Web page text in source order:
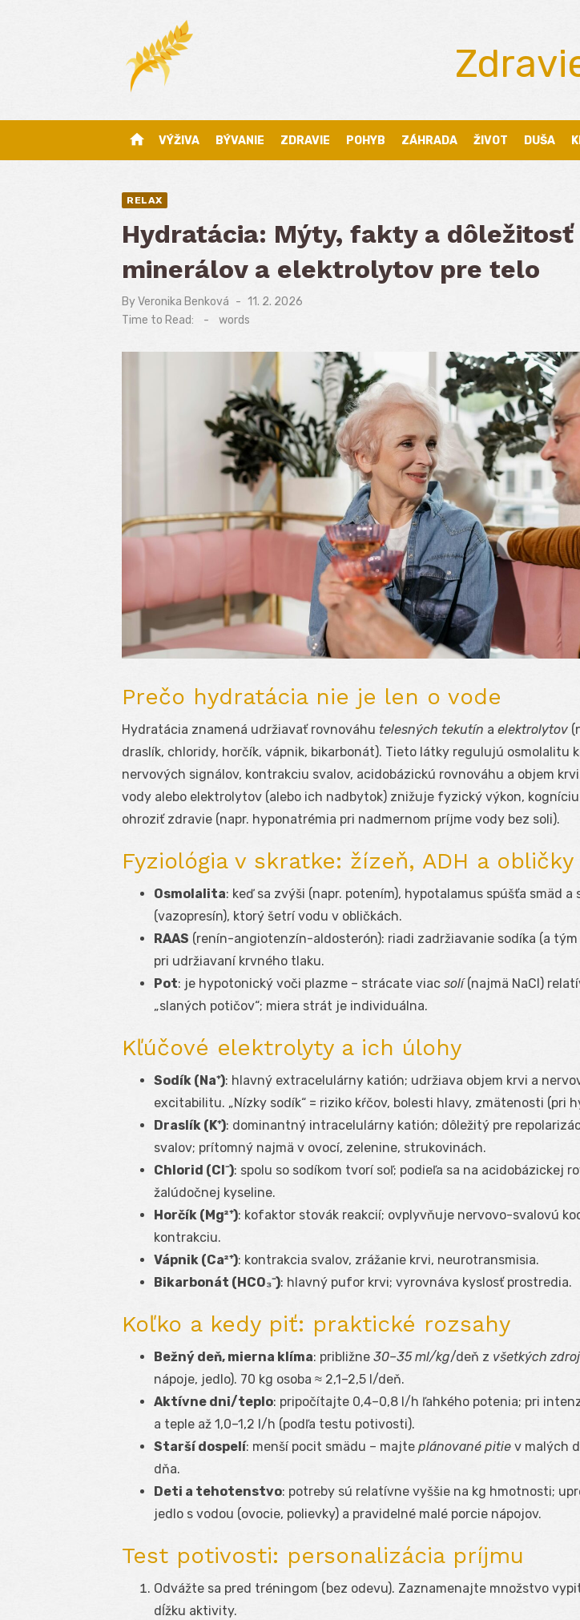
home VÝŽIVA BÝVANIE ZDRAVIE POHYB ZÁHRADA ŽIVOT DUŠA
RELAX
Hydratácia: Mýty, fakty a dôležitosť
minerálov a elektrolytov pre telo
ByVeronika Benková
Posted
on
11. 2. 2026
Time to Read:
- words
Prečo hydratácia nie je len o vode
Hydratácia znamená udržiavať rovnováhu telesných tekutín a elektrolytov
draslík, chloridy, horčík, vápnik, bikarbonát). Tieto látky regulujú osmolalitu
nervových signálov, kontrakciu svalov, acidobázickú rovnováhu a objem
vody alebo elektrolytov (alebo ich nadbytok) znižuje fyzický výkon, kogníciu
ohroziť zdravie (napr. hyponatrémia pri nadmernom príjme vody bez soli).
Fyziológia v skratke: žízeň, ADH a obličky
Osmolalita: keď sa zvýši (napr. potením), hypotalamus spúšťa smäd a
(vazopresín), ktorý šetrí vodu v obličkách.
RAAS (renín-angiotenzín-aldosterón): riadi zadržiavanie sodíka (a tým
pri udržiavaní krvného tlaku.
Pot: je hypotonický voči plazme – strácate viac solí(najmä NaCl)
„slaných potičov“; miera strát je individuálna.
Kľúčové elektrolyty a ich úlohy
Sodík (Na⁺): hlavný extracelulárny katión; udržiava objem krvi a
excitabilitu. „Nízky sodík“ = riziko kŕčov, bolesti hlavy, zmätenosti (pri
Draslík (K⁺): dominantný intracelulárny katión; dôležitý pre
svalov; prítomný najmä v ovocí, zelenine, strukovinách.
Chlorid (Cl⁻): spolu so sodíkom tvorí soľ; podieľa sa na acidobázickej
žalúdočnej kyseline.
Horčík (Mg²⁺): kofaktor stovák reakcií; ovplyvňuje nervovo-svalovú
kontrakciu.
Vápnik (Ca²⁺): kontrakcia svalov, zrážanie krvi, neurotransmisia.
Bikarbonát (HCO₃⁻): hlavný pufor krvi; vyrovnáva kyslosť prostredia.
Koľko a kedy piť: praktické rozsahy
Bežný deň, mierna klíma: približne 30–35 ml/kg/deň z všetkých
nápoje, jedlo). 70 kg osoba ≈ 2,1–2,5 l/deň.
Aktívne dni/teplo: pripočítajte 0,4–0,8 l/h ľahkého potenia; pri
a teple až 1,0–1,2 l/h (podľa testu potivosti).
Starší dospelí: menší pocit smädu – majte plánované pitie v malých
dňa.
Deti a tehotenstvo: potreby sú relatívne vyššie na kg hmotnosti;
jedlo s vodou (ovocie, polievky) a pravidelné malé porcie nápojov.
Test potivosti: personalizácia príjmu
Odvážte sa pred tréningom (bez odevu). Zaznamenajte množstvo
dĺžku aktivity.